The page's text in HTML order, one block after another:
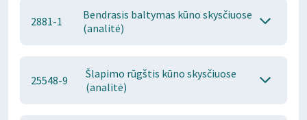
2881-1
Bendrasis baltymas kūno skysčiuose
(analitė)
25548-9
Šlapimo rūgštis kūno skysčiuose
(analitė)